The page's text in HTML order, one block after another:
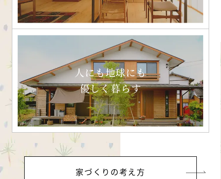
人にも地球にも
優しく暮らす
家づくりの考え方